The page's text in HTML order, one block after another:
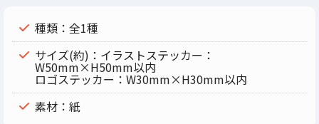
種類：全1種
サイズ(約)：イラストステッカー：
W50mm×H50mm以内
ロゴステッカー：W30mm×H30mm以内
素材：紙